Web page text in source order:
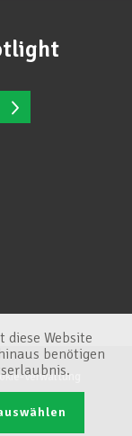
Verwaltung
diese Website
benötigen